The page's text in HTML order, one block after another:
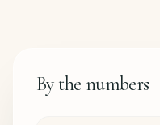
By the numbers